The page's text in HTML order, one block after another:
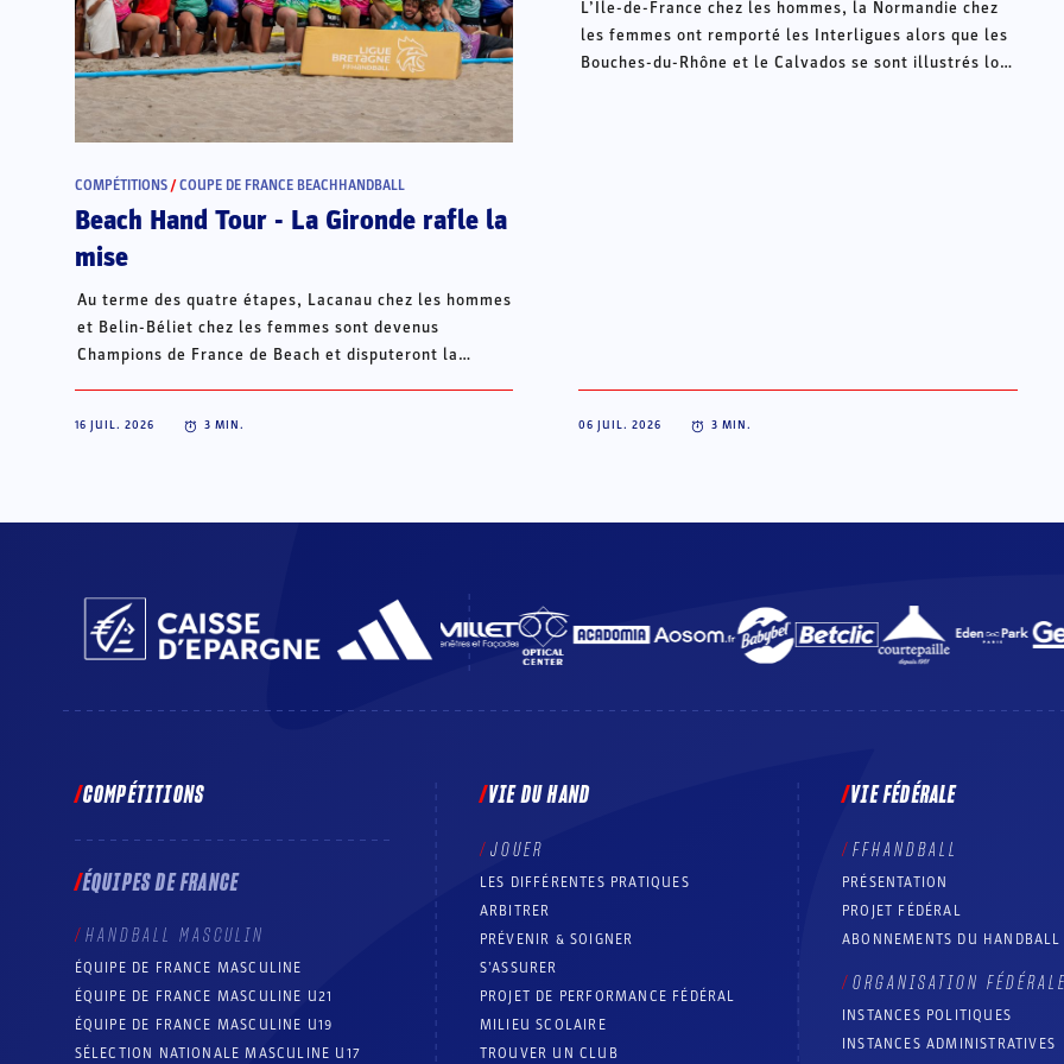
COMPÉTITIONS /COUPE DE FRANCE BEACHHANDBALL
Beach Hand Tour - La Gironde rafle la
mise
Au terme des quatre étapes, Lacanau chez les hommes
et Belin-Béliet chez les femmes sont devenus
Champions de France de Beach et disputeront la
16 JUIL. 2026 3 MIN.
L’Ile-de-France chez les hommes, la Normandie chez
les femmes ont remporté les Interligues alors que les
Bouches-du-Rhône et le Calvados se sont illustrés lors
06 JUIL. 2026 3 MIN.
COMPÉTITIONS
ÉQUIPES DE FRANCE
HANDBALL MASCULIN
ÉQUIPE DE FRANCE MASCULINE
ÉQUIPE DE FRANCE MASCULINE U21
ÉQUIPE DE FRANCE MASCULINE U19
SÉLECTION NATIONALE MASCULINE U17
VIE DU HAND
JOUER
LES DIFFÉRENTES PRATIQUES
ARBITRER
PRÉVENIR & SOIGNER
S’ASSURER
PROJET DE PERFORMANCE FÉDÉRAL
MILIEU SCOLAIRE
TROUVER UN CLUB
VIE FÉDÉRALE
FFHANDBALL
PRÉSENTATION
PROJET FÉDÉRAL
ABONNEMENTS DU HANDBALL
ORGANISATION FÉDÉRALE
INSTANCES POLITIQUES
INSTANCES ADMINISTRATIVES